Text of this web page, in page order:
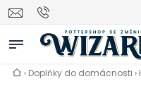
Vyhledávání
› Doplňky do domácnosti ›